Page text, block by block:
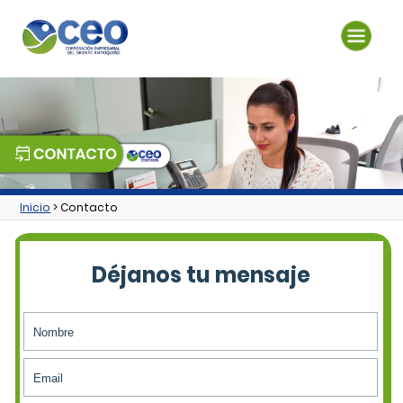
Inicio > Contacto
Déjanos tu mensaje